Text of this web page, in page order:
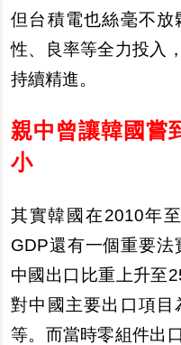
但台積電也絲毫不放
性、良率等全力投入
持續精進。
親中曾讓韓國嘗
小
其實韓國在2010年
GDP還有一個重要
中國出口比重上升至
對中國主要出口項
等。而當時零組件出